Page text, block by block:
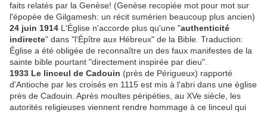
faits relatés par la Genèse! (Genèse recopiée mot pour mot sur
l'épopée de Gilgamesh: un récit sumérien beaucoup plus ancien)
24 juin 1914 L'Église n'accorde plus qu'une "authenticité
indirecte" dans "l'Épître aux Hébreux" de la Bible. Traduction:
Église a été obligée de reconnaître un des faux manifestes de la
sainte bible pourtant "directement inspirée par dieu".
1933 Le linceul de Cadouin (près de Périgueux) rapporté
d'Antioche par les croisés en 1115 est mis à l'abri dans une église
près de Cadouin. Après moultes péripéties, au XVe siècle, les
autorités religieuses viennent rendre hommage à ce linceul qui